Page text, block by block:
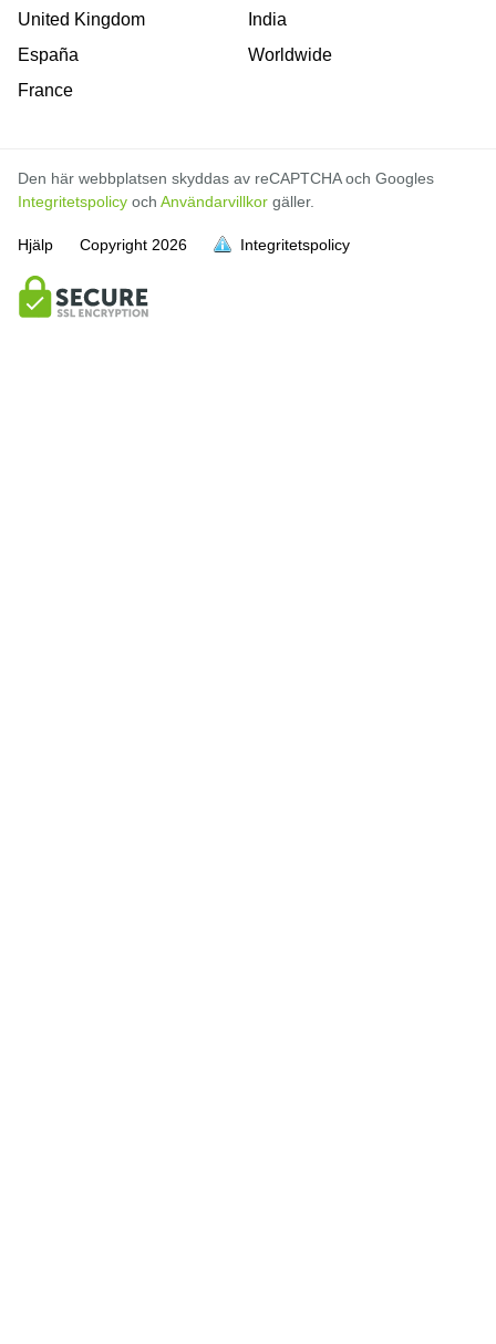
United Kingdom
España
France
India
Worldwide
Den här webbplatsen skyddas av reCAPTCHA och Googles
Integritetspolicy och Användarvillkor gäller.
Hjälp Copyright 2026 Integritetspolicy